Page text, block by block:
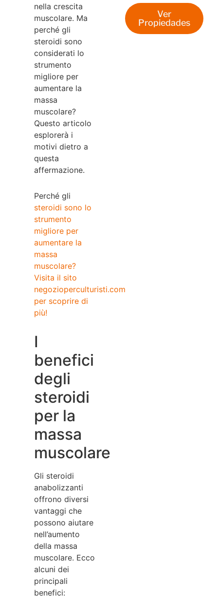
nella crescita
muscolare. Ma
perché gli
steroidi sono
considerati lo
strumento
migliore per
aumentare la
massa
muscolare?
Questo articolo
esplorerà i
motivi dietro a
questa
affermazione.
Perché gli
steroidi sono lo
strumento
migliore per
aumentare la
massa
muscolare?
Visita il sito
negozioperculturisti.com
per scoprire di
più!
I
benefici
degli
steroidi
per la
massa
muscolare
Gli steroidi
anabolizzanti
offrono diversi
vantaggi che
possono aiutare
nell’aumento
della massa
muscolare. Ecco
alcuni dei
principali
benefici:
Ver
Propiedades